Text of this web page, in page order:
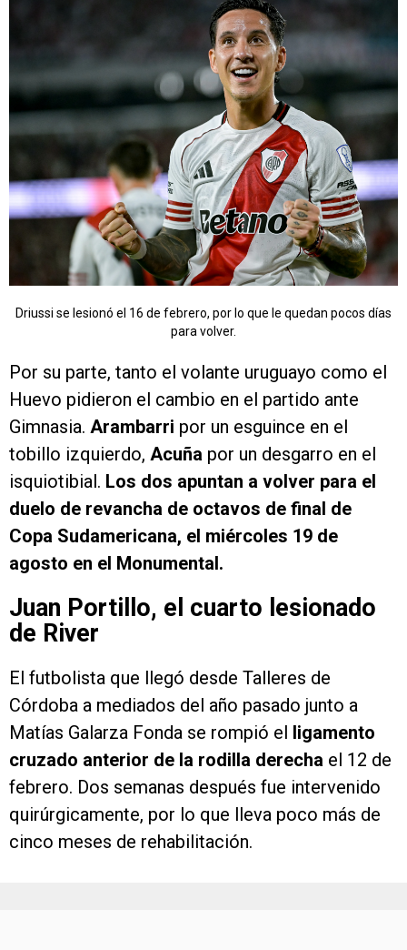
Driussi se lesionó el 16 de febrero, por lo que le quedan pocos días
para volver.
Por su parte, tanto el volante uruguayo como el
Huevo pidieron el cambio en el partido ante
Gimnasia. Arambarri por un esguince en el
tobillo izquierdo, Acuña por un desgarro en el
isquiotibial. Los dos apuntan a volver para el
duelo de revancha de octavos de final de
Copa Sudamericana, el miércoles 19 de
agosto en el Monumental.
Juan Portillo, el cuarto lesionado
de River
El futbolista que llegó desde Talleres de
Córdoba a mediados del año pasado junto a
Matías Galarza Fonda se rompió el ligamento
cruzado anterior de la rodilla derecha el 12 de
febrero. Dos semanas después fue intervenido
quirúrgicamente, por lo que lleva poco más de
cinco meses de rehabilitación.